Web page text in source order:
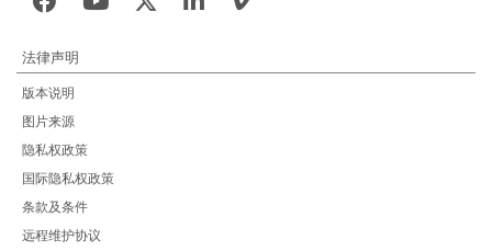
法律声明
版本说明
图片来源
隐私权政策
国际隐私权政策
条款及条件
远程维护协议